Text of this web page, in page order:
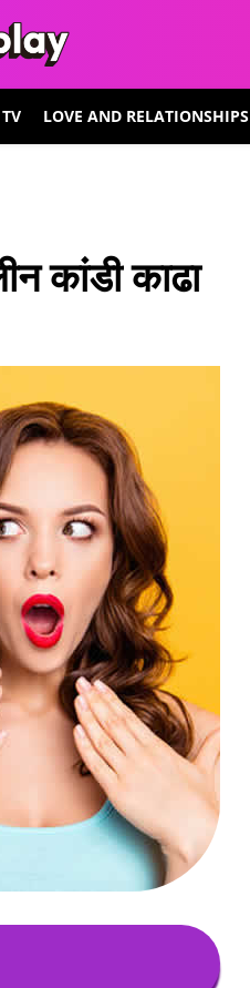
LOVE AND RELATIONSHIPS
कांडी काढा